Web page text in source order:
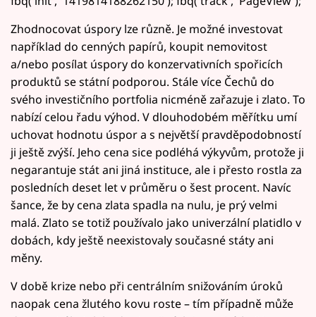
Zhodnocovat úspory lze různě. Je možné investovat
například do cenných papírů, koupit nemovitost
a/nebo posílat úspory do konzervativních spořicích
produktů se státní podporou. Stále více Čechů do
svého investičního portfolia nicméně zařazuje i zlato. To
nabízí celou řadu výhod. V dlouhodobém měřítku umí
uchovat hodnotu úspor a s největší pravděpodobností
ji ještě zvýší. Jeho cena sice podléhá výkyvům, protože ji
negarantuje stát ani jiná instituce, ale i přesto rostla za
posledních deset let v průměru o šest procent. Navíc
šance, že by cena zlata spadla na nulu, je prý velmi
malá. Zlato se totiž používalo jako univerzální platidlo v
dobách, kdy ještě neexistovaly současné státy ani
měny.
V době krize nebo při centrálním snižováním úroků
naopak cena žlutého kovu roste – tím případně může